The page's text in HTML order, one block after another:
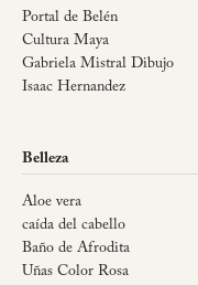
Portal de Belén
Cultura Maya
Gabriela Mistral Dibujo
Isaac Hernandez
Belleza
Aloe vera
caída del cabello
Baño de Afrodita
Uñas Color Rosa